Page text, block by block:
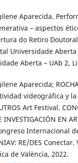
Aparecida.
– aspectos
do Retiro
Universidade
Aberta – UAb 2,
Aparecida;
videográfica y
Art Festival.
EN
Internacional
RE/DES Conectar.
de València, 2022.